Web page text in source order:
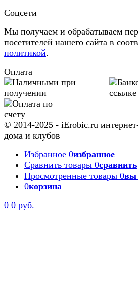
Соцсети
Мы получаем и обрабатываем
посетителей нашего сайта в
политикой.
Оплата
© 2014-2025 - iErobic.ru
дома и клубов
Избранное 0избранное
Сравнить товары 0сравнить
Просмотренные товары 0вы
0корзина
0 0 руб.